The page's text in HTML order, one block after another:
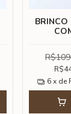
BRINCO
6 x de